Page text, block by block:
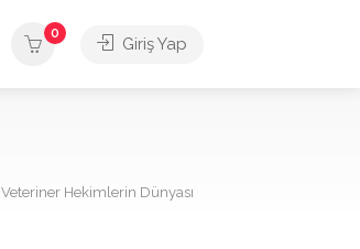
0
Giriş Yap
Veteriner Hekimlerin Dünyası